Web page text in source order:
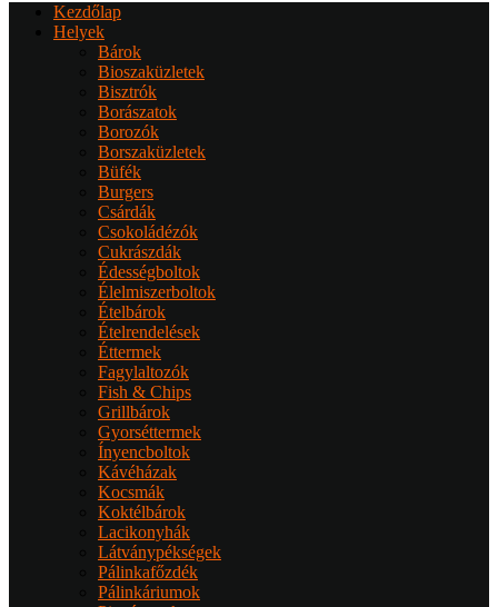
Kezdőlap
Helyek
Bárok
Bioszaküzletek
Bisztrók
Borászatok
Borozók
Borszaküzletek
Büfék
Burgers
Csárdák
Csokoládézók
Cukrászdák
Édességboltok
Élelmiszerboltok
Ételbárok
Ételrendelések
Éttermek
Fagylaltozók
Fish & Chips
Grillbárok
Gyorséttermek
Ínyencboltok
Kávéházak
Kocsmák
Koktélbárok
Lacikonyhák
Látványpékségek
Pálinkafőzdék
Pálinkáriumok